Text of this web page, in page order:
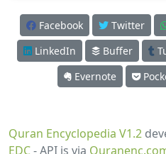
Facebook Twitter
LinkedIn
Buffer
Evernote
Quran Encyclopedia V1.2
EDC- API is via